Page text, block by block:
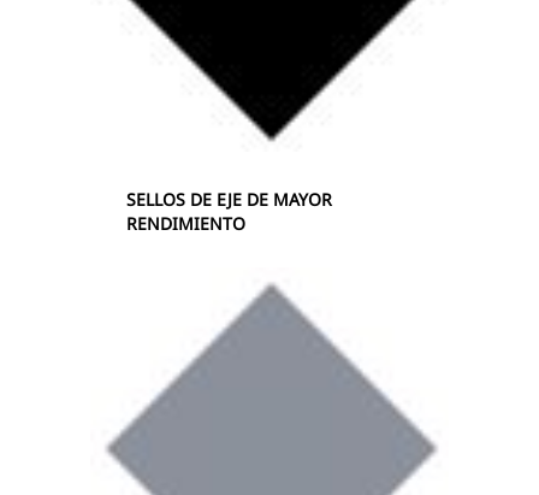
SELLOS DE EJE DE MAYOR
RENDIMIENTO